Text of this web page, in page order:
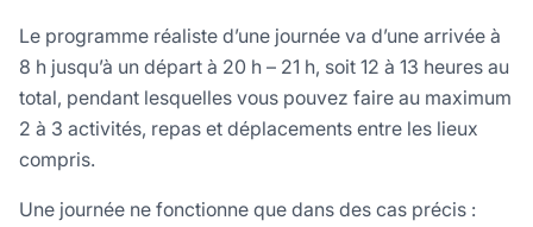
Le programme réaliste d’une journée va d’une arrivée à
8 h jusqu’à un départ à 20 h – 21 h, soit 12 à 13 heures au
total, pendant lesquelles vous pouvez faire au maximum
2 à 3 activités, repas et déplacements entre les lieux
compris.
Une journée ne fonctionne que dans des cas précis :